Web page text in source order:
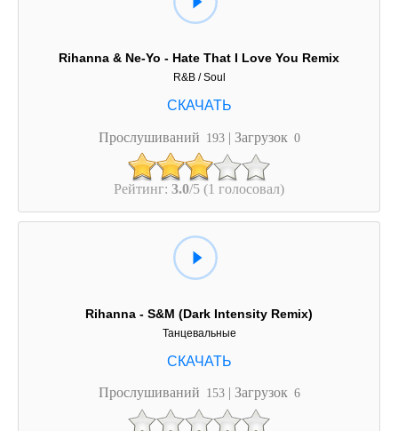
Rihanna & Ne-Yo - Hate That I Love You Remix
R&B / Soul
Прослушиваний 193 | Загрузок 0
Рейтинг: 3.0/5 (1 голосовал)
Rihanna - S&M (Dark Intensity Remix)
Танцевальные
Прослушиваний 153 | Загрузок 6